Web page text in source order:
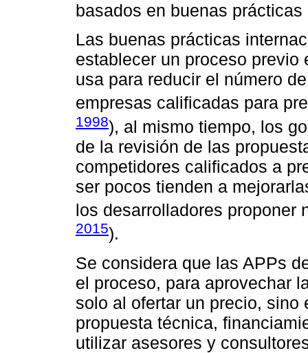
basados en buenas
Las buenas prácticas
establecer un proceso
usa para reducir el número
empresas calificadas para
1998), al mismo tiempo, los
de la revisión de las
competidores calificados a
ser pocos tienden a
los desarrolladores proponer
2015).
Se considera que las APPs
el proceso, para aprovechar
solo al ofertar un precio,
propuesta técnica,
utilizar asesores y